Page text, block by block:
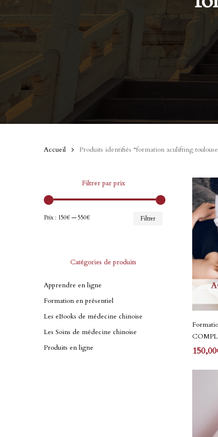
Accueil Produits identifiés “formation aculifting
Filtrer par prix
Filtrer
Prix : 150€—550€
Catégories de produits
Apprendre en ligne
Formation en présentiel
Les eBooks de médecine chinoise
Les Soins de médecine chinoise
Produits en ligne
produit
plusieurs
150,00